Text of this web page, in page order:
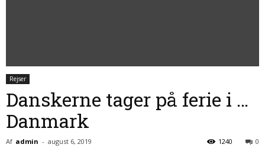
Rejser
Danskerne tager på ferie i …
Danmark
Af admin - august 6, 2019 0
1240